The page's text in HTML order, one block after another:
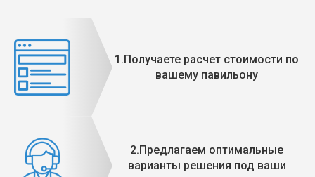
1.Получаете расчет стоимости по
вашему павильону
2.Предлагаем оптимальные
варианты решения под ваши